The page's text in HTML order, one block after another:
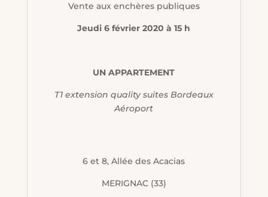
Vente aux enchères publiques
Jeudi 6 février 2020 à 15 h
UN APPARTEMENT
T1 extension quality suites Bordeaux
Aéroport
6 et 8, Allée des Acacias
MERIGNAC (33)